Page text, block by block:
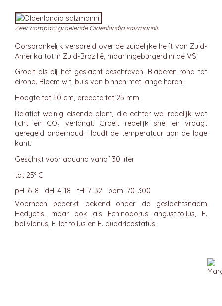
Zeer compact groeiende Oldenlandia salzmannii.
Oorspronkelijk verspreid over de zuidelijke helft van Zuid-
Amerika tot in Zuid-Brazilië, maar ingeburgerd in de VS.
Groeit als bij het geslacht beschreven. Bladeren rond tot
eirond. Bloem wit, buis van binnen met lange haren.
Hoogte tot 50 cm, breedte tot 25 mm.
Relatief weinig eisende plant, die echter wel redelijk wat
licht en CO₂ verlangt. Groeit redelijk snel en vraagt
geregeld onderhoud. Houdt de temperatuur aan de lage
kant.
Geschikt voor aquaria vanaf 30 liter.
tot 25° C
pH: 6-8 dH: 4-18 fH: 7-32 ppm: 70-300
Voorheen beperkt bekend onder de geslachtsnaam
Hedyotis, maar ook als Echinodorus angustifolius, E.
bolivianus, E. latifolius en E. quadricostatus.